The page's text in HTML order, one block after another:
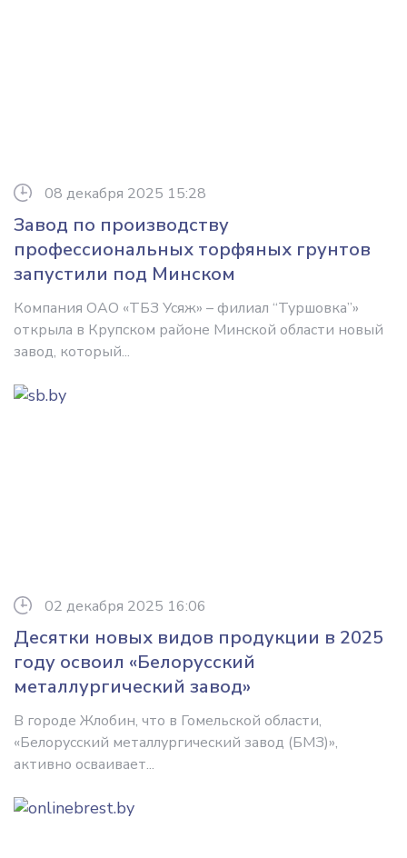
08 декабря 2025 15:28
Завод по производству
профессиональных торфяных грунтов
запустили под Минском
Компания ОАО «ТБЗ Усяж» – филиал “Туршовка”»
открыла в Крупском районе Минской области новый
завод, который...
02 декабря 2025 16:06
Десятки новых видов продукции в 2025
году освоил «Белорусский
металлургический завод»
В городе Жлобин, что в Гомельской области,
«Белорусский металлургический завод (БМЗ)»,
активно осваивает...